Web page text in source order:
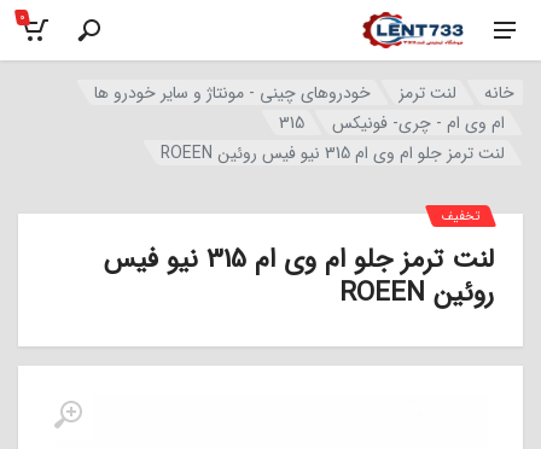
0
خانه لنت ترمز
خودروهای چینی - مونتاژ و سایر خودرو ها
ام وی ام - چری- فونیکس
315
لنت ترمز جلو ام وی ام 315 نیو فیس روئین ROEEN
لنت ترمز جلو ام وی ام 315 نیو فیس
روئین ROEEN
تخفیف